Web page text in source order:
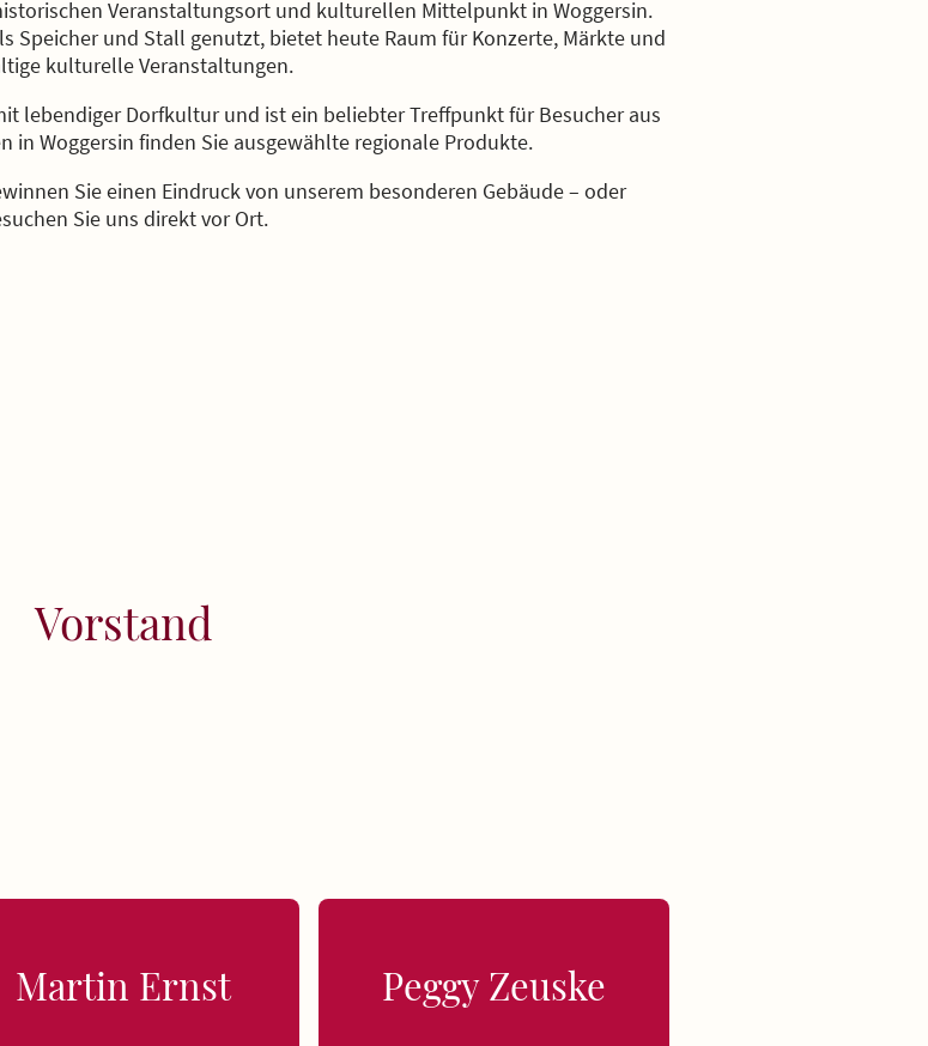
Veranstaltungsort und kulturellen Mittelpunkt in Woggersin.
Speicher und Stall genutzt, bietet heute Raum für Konzerte, Märkte und
kulturelle Veranstaltungen.
lebendiger Dorfkultur und ist ein beliebter Treffpunkt für Besucher aus
in Woggersin finden Sie ausgewählte regionale Produkte.
Sie einen Eindruck von unserem besonderen Gebäude – oder
Sie uns direkt vor Ort.
Vorstand
Martin Ernst Peggy Zeuske